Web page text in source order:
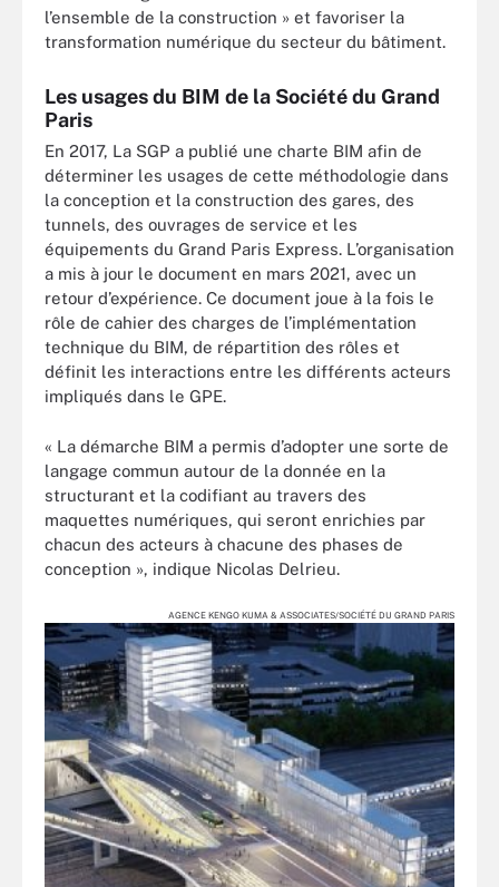
l’ensemble de la construction » et favoriser la
transformation numérique du secteur du bâtiment.
Les usages du BIM de la Société du Grand
Paris
En 2017, La SGP a publié une charte BIM afin de
déterminer les usages de cette méthodologie dans
la conception et la construction des gares, des
tunnels, des ouvrages de service et les
équipements du Grand Paris Express. L’organisation
a mis à jour le document en mars 2021, avec un
retour d’expérience. Ce document joue à la fois le
rôle de cahier des charges de l’implémentation
technique du BIM, de répartition des rôles et
définit les interactions entre les différents acteurs
impliqués dans le GPE.
« La démarche BIM a permis d’adopter une sorte de
langage commun autour de la donnée en la
structurant et la codifiant au travers des
maquettes numériques, qui seront enrichies par
chacun des acteurs à chacune des phases de
conception », indique Nicolas Delrieu.
AGENCE KENGO KUMA & ASSOCIATES/SOCIÉTÉ DU GRAND PARIS